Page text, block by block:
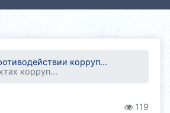
корруп...
корруп...
119